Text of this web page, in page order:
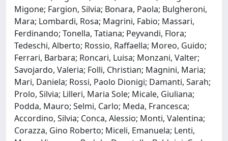
Migone; Fargion, Silvia; Bonara, Paola; Bulgheroni,
Mara; Lombardi, Rosa; Magrini, Fabio; Massari,
Ferdinando; Tonella, Tatiana; Peyvandi, Flora;
Tedeschi, Alberto; Rossio, Raffaella; Moreo, Guido;
Ferrari, Barbara; Roncari, Luisa; Monzani, Valter;
Savojardo, Valeria; Folli, Christian; Magnini, Maria;
Mari, Daniela; Rossi, Paolo Dionigi; Damanti, Sarah;
Prolo, Silvia; Lilleri, Maria Sole; Micale, Giuliana;
Podda, Mauro; Selmi, Carlo; Meda, Francesca;
Accordino, Silvia; Conca, Alessio; Monti, Valentina;
Corazza, Gino Roberto; Miceli, Emanuela; Lenti,